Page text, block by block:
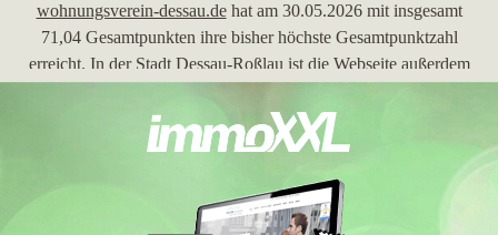
wohnungsverein-dessau.dehat am 30.05.2026 mit insgesamt
71,04 Gesamtpunkten ihre bisher höchste Gesamtpunktzahl
erreicht. In der Stadt Dessau-Roßlau ist die Webseite außerdem
71,04 hat der Makler mit einem Zuwachs von 14,69 ferner in
der Stadt Dessau-Roßlauerreicht.
28.04.2025
Wohnungsverein Dessau eG, Makler in Dessau und Inhaber der